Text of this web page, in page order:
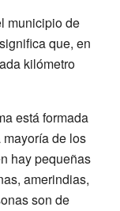
municipio de
que, en
kilómetro
está formada
de los
hay pequeñas
amerindias,
son de